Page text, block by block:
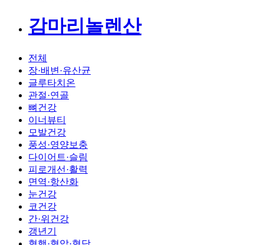
감마리놀렌산
전체
장·배변·유산균
글루타치온
관절·연골
뼈건강
이너뷰티
모발건강
풍성·영양보충
다이어트·슬림
피로개선·활력
면역·항산화
눈건강
코건강
간·위건강
갱년기